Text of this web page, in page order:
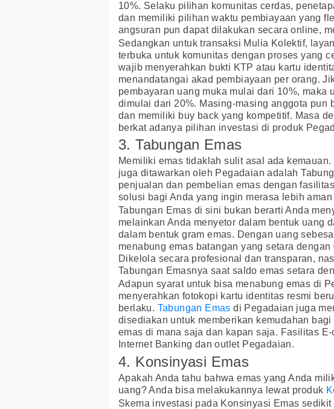
10%. Selaku pilihan komunitas cerdas,
dan memiliki pilihan waktu pembiayaan yang
angsuran pun dapat dilakukan secara online,
Sedangkan untuk transaksi Mulia Kolektif,
terbuka untuk komunitas dengan proses yang
wajib menyerahkan bukti KTP atau kartu
menandatangai akad pembiayaan per orang.
pembayaran uang muka mulai dari 10%, maka
dimulai dari 20%. Masing-masing anggota pun
dan memiliki buy back yang kompetitif. Masa
berkat adanya pilihan investasi di produk
3. Tabungan Emas
Memiliki emas tidaklah sulit asal ada
juga ditawarkan oleh Pegadaian adalah
penjualan dan pembelian emas dengan
solusi bagi Anda yang ingin merasa lebih
Tabungan Emas di sini bukan berarti Anda
melainkan Anda menyetor dalam bentuk uang
dalam bentuk gram emas. Dengan uang
menabung emas batangan yang setara
Dikelola secara profesional dan transparan,
Tabungan Emasnya saat saldo emas setara
Adapun syarat untuk bisa menabung emas di
menyerahkan fotokopi kartu identitas resmi
berlaku. Tabungan Emas di Pegadaian juga
disediakan untuk memberikan kemudahan
emas di mana saja dan kapan saja. Fasilitas
Internet Banking dan outlet Pegadaian.
4. Konsinyasi Emas
Apakah Anda tahu bahwa emas yang Anda
uang? Anda bisa melakukannya lewat produk
Skema investasi pada Konsinyasi Emas